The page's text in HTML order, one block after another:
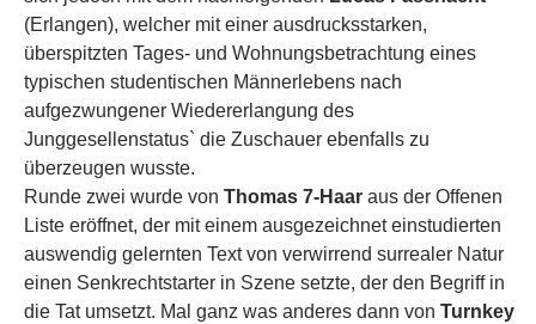
(Erlangen), welcher mit einer ausdrucksstarken,
überspitzten Tages- und Wohnungsbetrachtung eines
typischen studentischen Männerlebens nach
aufgezwungener Wiedererlangung des
Junggesellenstatus` die Zuschauer ebenfalls zu
überzeugen wusste.
Runde zwei wurde von Thomas 7-Haar aus der Offenen
Liste eröffnet, der mit einem ausgezeichnet einstudierten
auswendig gelernten Text von verwirrend surrealer Natur
einen Senkrechtstarter in Szene setzte, der den Begriff in
die Tat umsetzt. Mal ganz was anderes dann von Turnkey